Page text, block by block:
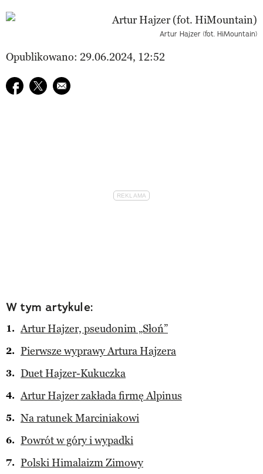
Artur Hajzer (fot. HiMountain)
Opublikowano: 29.06.2024, 12:52
Udostępnij na facebook
Udostępnij na twitter
E-mail do przyjaciela
W tym artykule:
Artur Hajzer, pseudonim „Słoń”
Pierwsze wyprawy Artura Hajzera
Duet Hajzer-Kukuczka
Artur Hajzer zakłada firmę Alpinus
Na ratunek Marciniakowi
Powrót w góry i wypadki
Polski Himalaizm Zimowy